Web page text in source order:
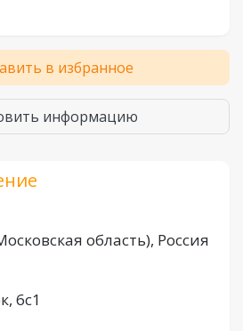
в избранное
информацию
область), Россия
6с1